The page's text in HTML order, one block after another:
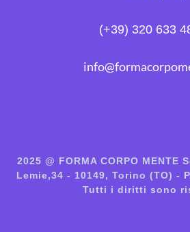
(+39) 320 633
2025 @ FORMA CORPO
Lemie,34 - 10149, Torino (TO) -
Tutti i diritti sono